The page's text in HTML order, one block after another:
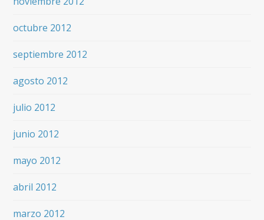
octubre 2012
septiembre 2012
agosto 2012
julio 2012
junio 2012
mayo 2012
abril 2012
marzo 2012